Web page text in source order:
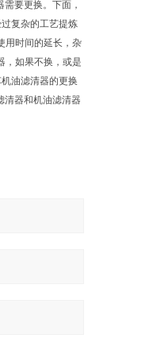
要更换。下面，
复杂的工艺提炼
用时间的延长，杂
，如果不换，或是
油滤清器的更换
清器和机油滤清器